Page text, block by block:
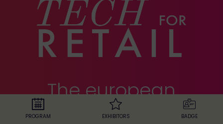
The european
retail exhibition
PROGRAM EXHIBITORS BADGE